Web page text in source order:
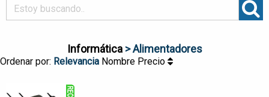
Informática> Alimentadores
Ordenar por: Relevancia Nombre Precio